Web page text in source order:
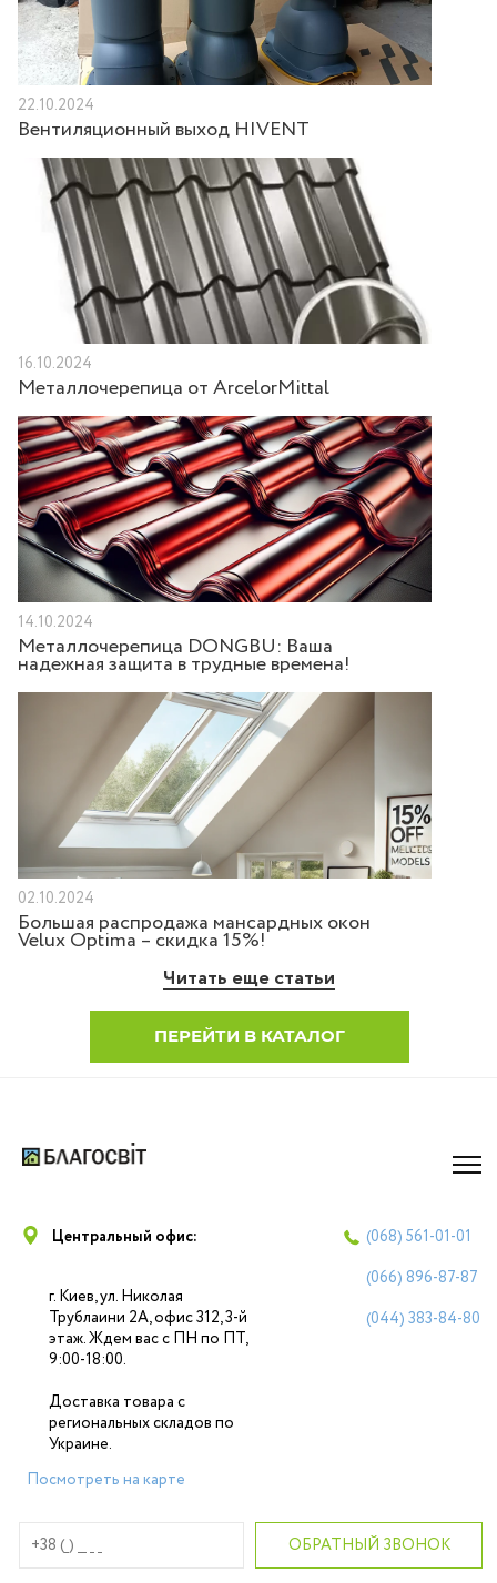
22.10.2024
Вентиляционный выход HIVENT
16.10.2024
Металлочерепица от ArcelorMittal
14.10.2024
Металлочерепица DONGBU: Ваша
надежная защита в трудные времена!
02.10.2024
Большая распродажа мансардных окон
Velux Optima – скидка 15%!
Читать еще статьи
ПЕРЕЙТИ В КАТАЛОГ
Центральный офис:
г. Киев, ул. Николая
Трублаини 2А, офис 312, 3-й
этаж. Ждем вас с ПН по ПТ,
9:00-18:00.
Доставка товара с
региональных складов по
Украине.
Посмотреть на карте
(068) 561-01-01
(066) 896-87-87
(044) 383-84-80